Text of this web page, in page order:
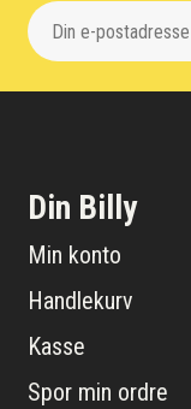
Din Billy
Min konto
Handlekurv
Kasse
Spor min ordre